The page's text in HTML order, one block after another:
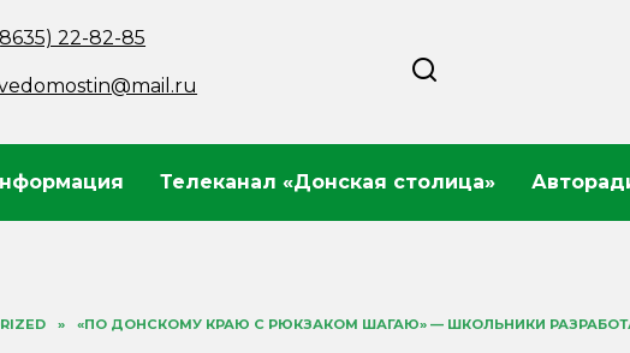
22-82-85
Телеканал «Донская столица»
»
«ПО ДОНСКОМУ КРАЮ С РЮКЗАКОМ ШАГАЮ» — ШКОЛЬНИКИ